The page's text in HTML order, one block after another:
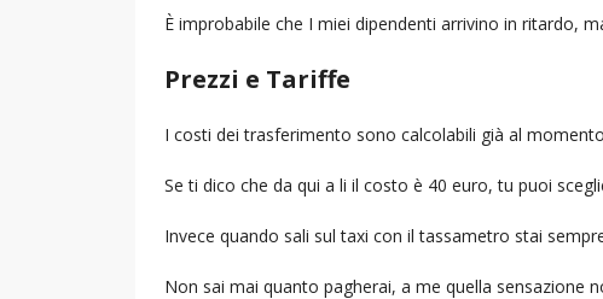
È improbabile che I miei dipendenti arrivino in ritardo,
Prezzi e Tariffe
I costi dei trasferimento sono calcolabili già al
Se ti dico che da qui a li il costo è 40 euro, tu puoi
Invece quando sali sul taxi con il tassametro stai
Non sai mai quanto pagherai, a me quella sensazione